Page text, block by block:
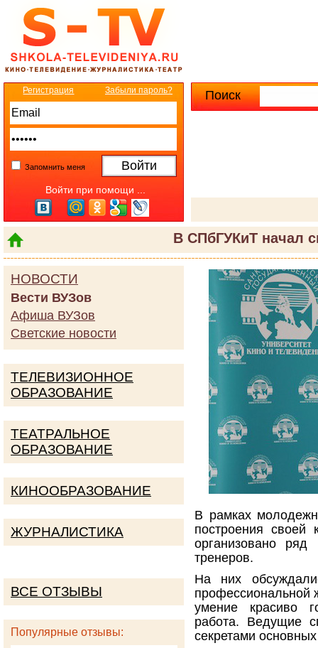
Поиск
В СПбГУКиТ начал
Регистрация Забыли пароль?
Запомнить меня
Войти при помощи ...
В рамках
построения
организовано ряд
тренеров.
На них
профессиональной
умение красиво
работа. Ведущие
секретами
НОВОСТИ
Вести ВУЗов
Афиша ВУЗов
Светские новости
ТЕЛЕВИЗИОННОЕ
ОБРАЗОВАНИЕ
ТЕАТРАЛЬНОЕ
ОБРАЗОВАНИЕ
КИНООБРАЗОВАНИЕ
ЖУРНАЛИСТИКА
ВСЕ ОТЗЫВЫ
Популярные отзывы: